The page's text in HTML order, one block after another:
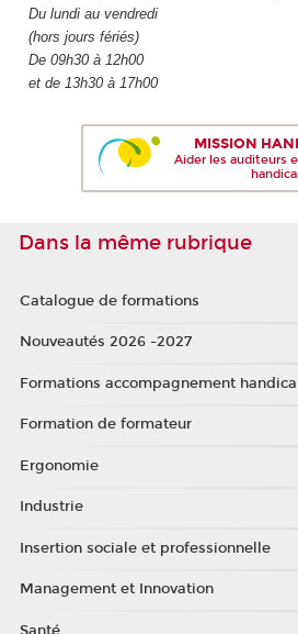
Du lundi au vendredi
(hors jours fériés)
De 09h30 à 12h00
et de 13h30 à 17h00
MISSION
Aider les auditeurs
Dans la même rubrique
Catalogue de formations
Nouveautés 2026 -2027
Formations accompagnement
Formation de formateur
Ergonomie
Industrie
Insertion sociale et professionnelle
Management et Innovation